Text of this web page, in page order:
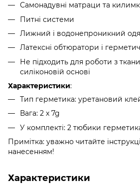
Самонадувні матраци та
Питні системи
Лижний і водонепроникний
Латексні обтюратори і
Не підходить для роботи з
силіконовій основі
Характеристики:
Тип герметика: уретановий
Вага: 2 x 7g
У комплекті: 2 тюбики
Примітка: уважно читайте
нанесенням!
Характеристики